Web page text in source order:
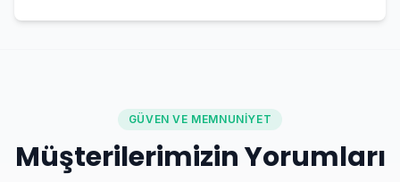
GÜVEN VE MEMNUNIYET
Müşterilerimizin Yorumları